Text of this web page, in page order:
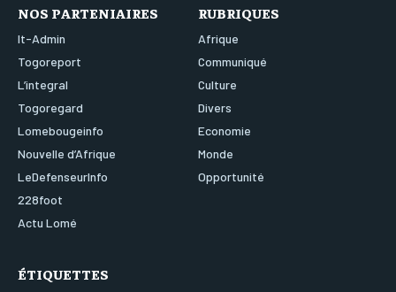
NOS PARTENIAIRES
It-Admin
Togoreport
L’integral
Togoregard
Lomebougeinfo
Nouvelle d’Afrique
LeDefenseurInfo
228foot
Actu Lomé
RUBRIQUES
Afrique
Communiqué
Culture
Divers
Economie
Monde
Opportunité
ÉTIQUETTES